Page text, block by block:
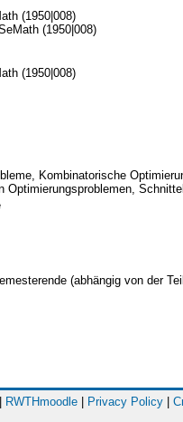
(1950|008)
(1950|008)
(1950|008)
Kombinatorische
Optimierungsproblemen,
(abhängig von der
RWTHmoodle Privacy Policy